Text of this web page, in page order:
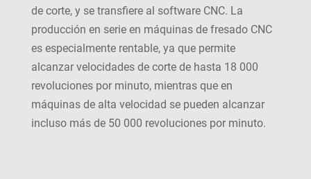
de corte, y se transfiere al software CNC. La
producción en serie en máquinas de fresado CNC
es especialmente rentable, ya que permite
alcanzar velocidades de corte de hasta 18 000
revoluciones por minuto, mientras que en
máquinas de alta velocidad se pueden alcanzar
incluso más de 50 000 revoluciones por minuto.